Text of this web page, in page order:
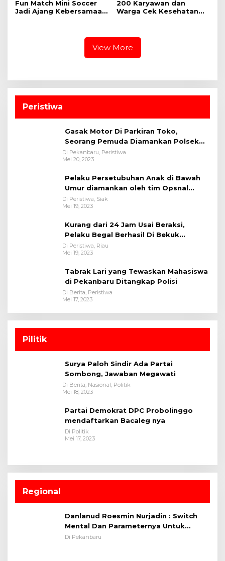
Fun Match Mini Soccer
Jadi Ajang Kebersamaan
‎200 Karyawan dan
Warga Cek Kesehatan
View More
Peristiwa
Gasak Motor Di Parkiran Toko,
Seorang Pemuda Diamankan Polsek
Bukit Raya
Di Pekanbaru, Peristiwa
Mei 20, 2023
Pelaku Persetubuhan Anak di Bawah
Umur diamankan oleh tim Opsnal
Polsek Tualang-Polres Siak-Polda Riau
Di Peristiwa, Siak
Mei 19, 2023
Kurang dari 24 Jam Usai Beraksi,
Pelaku Begal Berhasil Di Bekuk
Satreskrim Polres Kuansing
Di Peristiwa, Riau
Mei 19, 2023
Tabrak Lari yang Tewaskan Mahasiswa
di Pekanbaru Ditangkap Polisi
Di Berita, Peristiwa
Mei 17, 2023
Pilitik
Surya Paloh Sindir Ada Partai
Sombong, Jawaban Megawati
Di Berita, Nasional, Politik
Mei 18, 2023
Partai Demokrat DPC Probolinggo
mendaftarkan Bacaleg nya
Di Politik
Mei 17, 2023
Regional
Danlanud Roesmin Nurjadin : Switch
Mental Dan Parameternya Untuk
Melaksanakan ✈
Di Pekanbaru